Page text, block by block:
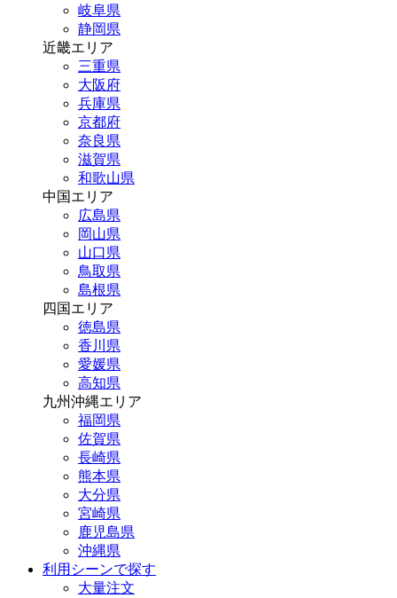
岐阜県
静岡県
近畿エリア
三重県
大阪府
兵庫県
京都府
奈良県
滋賀県
和歌山県
中国エリア
広島県
岡山県
山口県
鳥取県
島根県
四国エリア
徳島県
香川県
愛媛県
高知県
九州沖縄エリア
福岡県
佐賀県
長崎県
熊本県
大分県
宮崎県
鹿児島県
沖縄県
利用シーンで探す
大量注文